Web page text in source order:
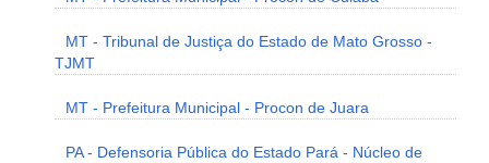
MT - Tribunal de Justiça do Estado de Mato Grosso -
TJMT
MT - Prefeitura Municipal - Procon de Juara
PA - Defensoria Pública do Estado Pará - Núcleo de